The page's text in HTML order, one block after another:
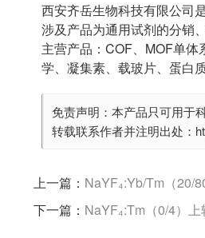
西安齐岳生物科技有限公司
涉及产品为通用试剂的分销
主营产品：COF、MOF单
学、凝集素、载玻片、蛋白
免责声明：本产品只可用于
转载联系作者并注明出处：
上一篇： NaYF₄:Yb/Tm（20/
下一篇： NaYF₄:Tm（0/4）